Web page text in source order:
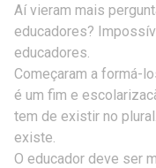
Aí vieram mais
educadores?
educadores.
Começaram a formá-
é um fim e
tem de existir no
existe.
O educador deve ser